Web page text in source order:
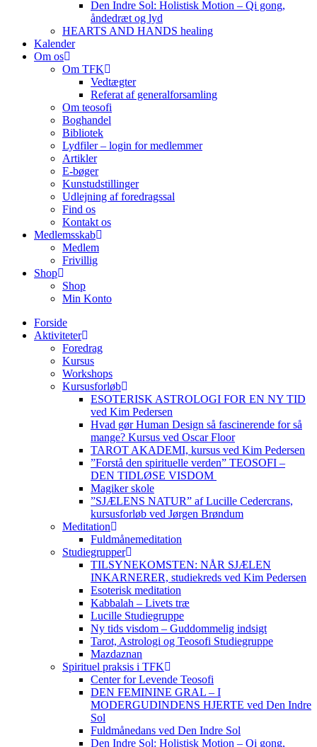
Den Indre Sol: Holistisk Motion – Qi gong,
åndedræt og lyd
HEARTS AND HANDS healing
Kalender
Om os
Om TFK
Vedtægter
Referat af generalforsamling
Om teosofi
Boghandel
Bibliotek
Lydfiler – login for medlemmer
Artikler
E-bøger
Kunstudstillinger
Udlejning af foredragssal
Find os
Kontakt os
Medlemsskab
Medlem
Frivillig
Shop
Shop
Min Konto
Forside
Aktiviteter
Foredrag
Kursus
Workshops
Kursusforløb
ESOTERISK ASTROLOGI FOR EN NY TID
ved Kim Pedersen
Hvad gør Human Design så fascinerende for så
mange? Kursus ved Oscar Floor
TAROT AKADEMI, kursus ved Kim Pedersen
”Forstå den spirituelle verden” TEOSOFI –
DEN TIDLØSE VISDOM
Magiker skole
”SJÆLENS NATUR” af Lucille Cedercrans,
kursusforløb ved Jørgen Brøndum
Meditation
Fuldmånemeditation
Studiegrupper
TILSYNEKOMSTEN: NÅR SJÆLEN
INKARNERER, studiekreds ved Kim Pedersen
Esoterisk meditation
Kabbalah – Livets træ
Lucille Studiegruppe
Ny tids visdom – Guddommelig indsigt
Tarot, Astrologi og Teosofi Studiegruppe
Mazdaznan
Spirituel praksis i TFK
Center for Levende Teosofi
DEN FEMININE GRAL – I
MODERGUDINDENS HJERTE ved Den Indre
Sol
Fuldmånedans ved Den Indre Sol
Den Indre Sol: Holistisk Motion – Qi gong,